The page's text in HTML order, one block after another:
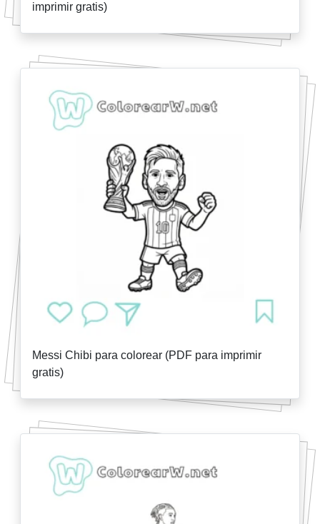
imprimir gratis)
Messi Chibi para colorear (PDF para imprimir
gratis)